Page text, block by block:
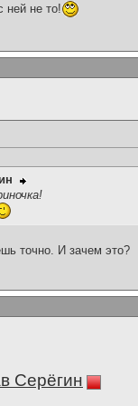
ней не то!
точно. И зачем это?
Серёгин